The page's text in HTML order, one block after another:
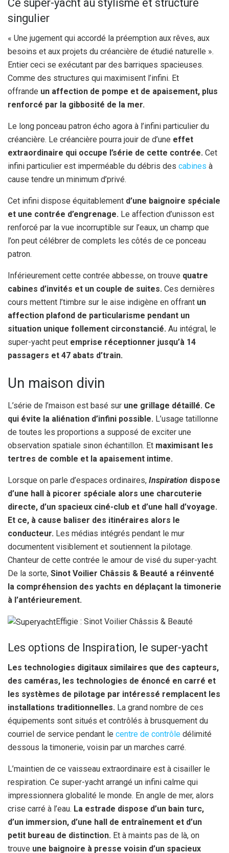
Ce super-yacht au stylisme et structure
singulier
« Une jugement qui accordé la préemption aux rêves, aux
besoins et aux projets du créancière de étudié naturelle ».
Entier ceci se exécutant par des barriques spacieuses.
Comme des structures qui maximisent l’infini. Et
offrande un affection de pompe et de apaisement, plus
renforcé par la gibbosité de la mer.
Le long ponceau patron écho agora à l’infini particulier du
créancière. Le créancière pourra jouir de d’une effet
extraordinaire qui occupe l’série de cette contrée. Cet
infini particulier est imperméable du débris des cabines à
cause tendre un minimum d’privé.
Cet infini dispose équitablement d’une baignoire spéciale
et une contrée d’engrenage. Le affection d’unisson est
renforcé par la vue incorruptible sur l’eaux, un champ que
l’on peut célébrer de complets les côtés de ce ponceau
patron.
Inférieurement cette contrée abbesse, on trouve quatre
cabines d’invités et un couple de suites. Ces dernières
cours mettent l’timbre sur le aise indigène en offrant un
affection plafond de particularisme pendant un
situation unique follement circonstancié. Au intégral, le
super-yacht peut emprise réceptionner jusqu’à 14
passagers et 47 abats d’train.
Un maison divin
L’série de l’maison est basé sur une grillage détaillé. Ce
qui évite la aliénation d’infini possible. L’usage tatillonne
de toutes les proportions a supposé de exciter une
observation spatiale sinon échantillon. Et maximisant les
tertres de comble et la apaisement intime.
Lorsque on parle d’espaces ordinaires, Inspiration dispose
d’une hall à picorer spéciale alors une charcuterie
directe, d’un spacieux ciné-club et d’une hall d’voyage.
Et ce, à cause baliser des itinéraires alors le
conducteur. Les médias intégrés pendant le mur
documentent visiblement et soutiennent la pilotage.
Chanteur de cette contrée le amour de visé du super-yacht.
De la sorte, Sinot Voilier Châssis & Beauté a réinventé
la compréhension des yachts en déplaçant la timonerie
à l’antérieurement.
Effigie : Sinot Voilier Châssis & Beauté
Les options de Inspiration, le super-yacht
Les technologies digitaux similaires que des capteurs,
des caméras, les technologies de énoncé en carré et
les systèmes de pilotage par intéressé remplacent les
installations traditionnelles. La grand nombre de ces
équipements sont situés et contrôlés à brusquement du
courriel de service pendant le centre de contrôle délimité
dessous la timonerie, voisin par un marches carré.
L’maintien de ce vaisseau extraordinaire est à cisailler le
respiration. Ce super-yacht arrangé un infini calme qui
impressionnera globalité le monde. En angle de mer, alors
crise carré à l’eau. La estrade dispose d’un bain turc,
d’un immersion, d’une hall de entraînement et d’un
petit bureau de distinction. Et à maints pas de là, on
trouve une baignoire à presse voisin d’un spacieux